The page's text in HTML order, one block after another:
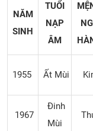
NĂM
SINH
TUỔI
NẠP
ÂM
1955 Ất Mùi
1967
Đinh
Mùi